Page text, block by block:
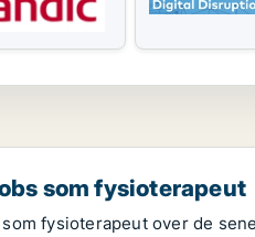
som fysioterapeut
fysioterapeut over de